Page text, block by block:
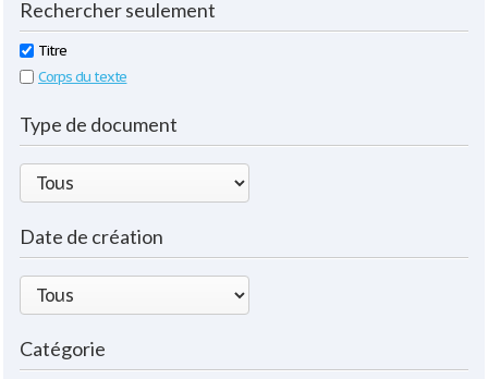
Rechercher seulement
Titre
Corps du texte
Type de document
Date de création
Catégorie